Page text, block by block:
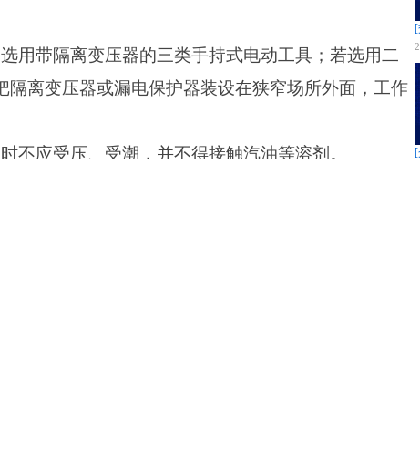
用带隔离变压器的三类手持式电动工具；若选用二
离变压器或漏电保护器装设在狭窄场所外面，工作
不应受压、受潮，并不得接触汽油等溶剂。
现异常应立即停机检查。在作业时间过长，机具温
，保护接零连接正确牢固可靠；
联动灵活无阻。作业时，加力应平稳，不得用力过